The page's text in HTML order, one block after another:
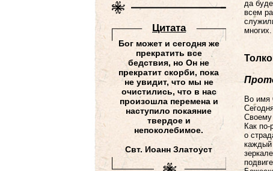
Цитатa
Бог может и сегодня же
прекратить все
бедствия, но Он не
прекратит скорби, пока
не увидит, что мы не
очистились, что в нас
произошла перемена и
наступило покаяние
твердое и
непоколебимое.
Свт. Иоанн Златоуст
да
всем
многих.
Во имя
Своему
Как
о
каждый